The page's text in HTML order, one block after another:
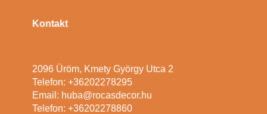
Kontakt
2096 Üröm, Kmety György Utca 2
Telefon: +36202278295
Email: huba@rocasdecor.hu
Telefon: +36202278860